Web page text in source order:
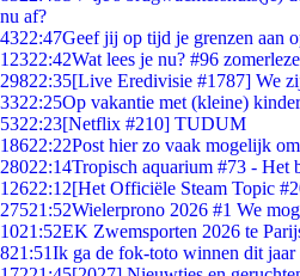
nu af?
4322:47Geef jij op tijd je grenzen aan
12322:42Wat lees je nu? #96
29822:35[Live Eredivisie #1787] We
3322:25Op vakantie met (kleine)
5322:23[Netflix #210] TUDUM
18622:22Post hier zo vaak mogelijk
28022:14Tropisch aquarium #73 - Het
12622:12[Het Officiële Steam Topic
27521:52Wielerprono 2026 #1 We
1021:52EK Zwemsporten 2026 te
821:51Ik ga de fok-toto winnen dit jaar